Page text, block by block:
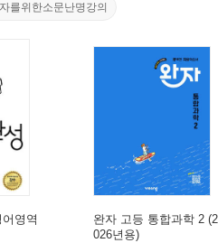
를위한소문난명강의
영역
완자 고등 통합과학 2 (2
026년용)